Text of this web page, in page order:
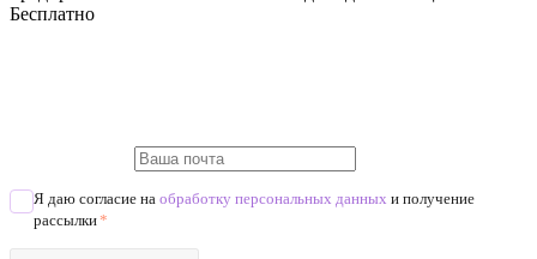
Бесплатно
Я даю согласие на обработку персональных данных и получение
рассылки*